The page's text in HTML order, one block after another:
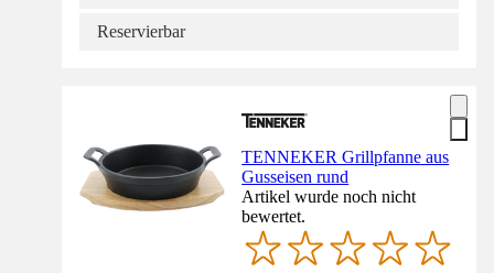
Reservierbar
TENNEKER Grillpfanne aus
Gusseisen rund
Artikel wurde noch nicht
bewertet.